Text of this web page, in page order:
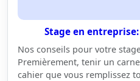
Stage en
Nos conseils pour votre
Premièrement, tenir un
cahier que vous remplissez